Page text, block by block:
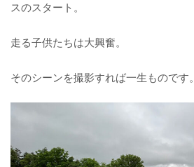
スのスタート。
走る子供たちは大興奮。
そのシーンを撮影すれば一生ものです。